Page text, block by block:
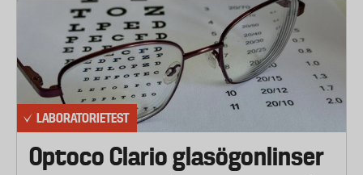
LABORATORIETEST
Optoco Clario glasögonlinser